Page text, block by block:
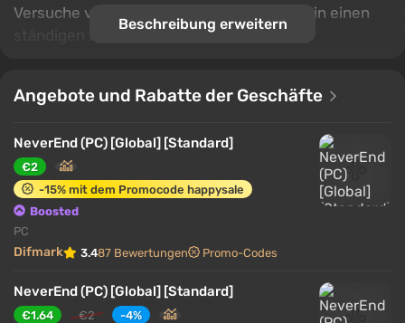
Versuche verwandeln den Weg nach oben in einen
ständigen Kampf um das beste Ergebnis.
Beschreibung erweitern
Angebote und Rabatte der Geschäfte
NeverEnd (PC) [Global] [Standard]
€2
-15% mit dem Promocode happysale
Boosted
PC
Difmark 3.487 Bewertungen Promo-Codes
NeverEnd (PC) [Global] [Standard]
€1.64 €2
-4%